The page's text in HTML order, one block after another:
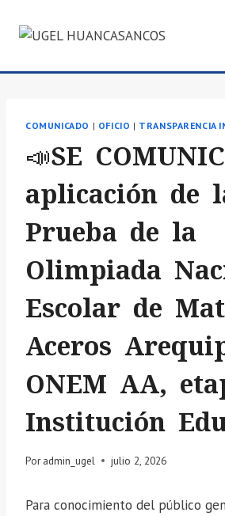
COMUNICADO | OFICIO | TRANSPARENCIA
📣SE
aplicación de
Prueba de la
Olimpiada
Escolar de
Aceros
ONEM AA,
Institución
Por admin_ugel julio 2, 2026
Para conocimiento del público